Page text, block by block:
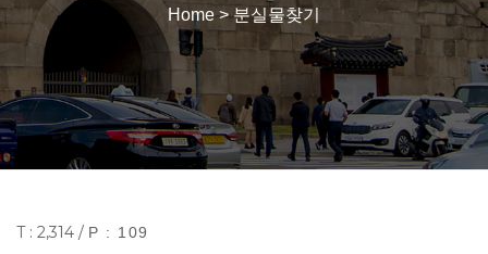
Home > 분실물찾기
T : 2,314 / P : 109